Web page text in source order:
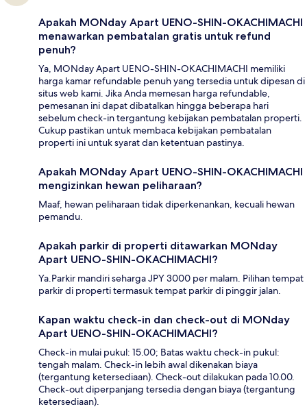
Apakah MONday Apart UENO-SHIN-OKACHIMACHI
menawarkan pembatalan gratis untuk refund
penuh?
Ya, MONday Apart UENO-SHIN-OKACHIMACHI memiliki
harga kamar refundable penuh yang tersedia untuk dipesan di
situs web kami. Jika Anda memesan harga refundable,
pemesanan ini dapat dibatalkan hingga beberapa hari
sebelum check-in tergantung kebijakan pembatalan properti.
Cukup pastikan untuk membaca kebijakan pembatalan
properti ini untuk syarat dan ketentuan pastinya.
Apakah MONday Apart UENO-SHIN-OKACHIMACHI
mengizinkan hewan peliharaan?
Maaf, hewan peliharaan tidak diperkenankan, kecuali hewan
pemandu.
Apakah parkir di properti ditawarkan MONday
Apart UENO-SHIN-OKACHIMACHI?
Ya.Parkir mandiri seharga JPY 3000 per malam. Pilihan tempat
parkir di properti termasuk tempat parkir di pinggir jalan.
Kapan waktu check-in dan check-out di MONday
Apart UENO-SHIN-OKACHIMACHI?
Check-in mulai pukul: 15.00; Batas waktu check-in pukul:
tengah malam. Check-in lebih awal dikenakan biaya
(tergantung ketersediaan). Check-out dilakukan pada 10.00.
Check-out diperpanjang tersedia dengan biaya (tergantung
ketersediaan).